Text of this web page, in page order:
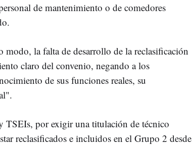
de mantenimiento o de comedores
la falta de desarrollo de la reclasificación
claro del convenio, negando a los
de sus funciones reales, su
TSEIs, por exigir una titulación de técnico
reclasificados e incluidos en el Grupo 2 desde